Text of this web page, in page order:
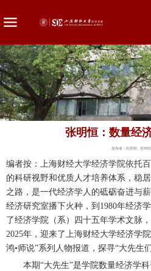
张明恒：数量经
发布者：杜雨晴 发布
编者按：上海财经大学经济学院依托
的科研视野和优质人才培养体系，稳
之路，是一代经济学人的砥砺奋进与
经济研究室播下火种，到1980年经济
了经济学院（系）四十五年学术文脉
2025年，迎来了上海财经大学经济学院
鸿•师说”系列人物报道，探寻“大先生
本期“大先生”是学院数量经济学